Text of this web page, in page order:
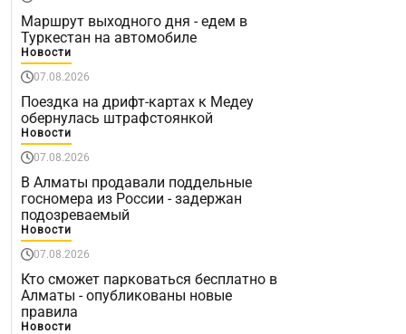
Маршрут выходного дня - едем в
Туркестан на автомобиле
Новости
07.08.2026
Поездка на дрифт-картах к Медеу
обернулась штрафстоянкой
Новости
07.08.2026
В Алматы продавали поддельные
госномера из России - задержан
подозреваемый
Новости
07.08.2026
Кто сможет парковаться бесплатно в
Алматы - опубликованы новые
правила
Новости